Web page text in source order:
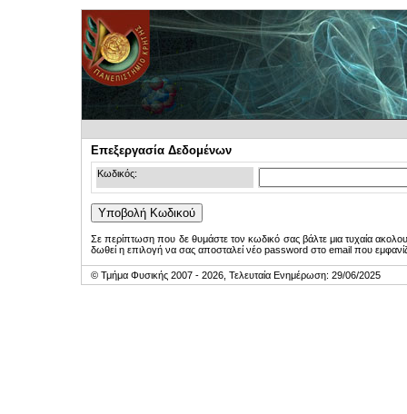
Επεξεργασία Δεδομένων
Κωδικός:
Σε περίπτωση που δε θυμάστε τον κωδικό σας βάλτε μια τυχαία
δωθεί η επιλογή να σας αποσταλεί νέο password στο email που
© Τμήμα Φυσικής 2007 - 2026, Τελευταία Ενημέρωση: 29/06/2025